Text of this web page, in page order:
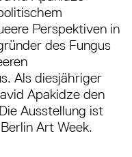
Perspektiven in
des Fungus
Als diesjähriger
Apakidze den
Ausstellung ist
Art Week.